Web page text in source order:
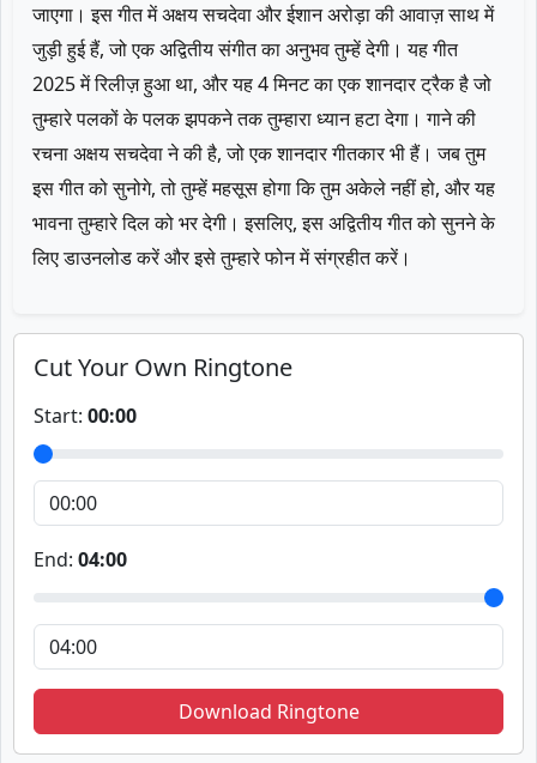
जाएगा। इस गीत में अक्षय सचदेवा और ईशान अरोड़ा की आवाज़ साथ में
जुड़ी हुई हैं, जो एक अद्वितीय संगीत का अनुभव तुम्हें देगी। यह गीत
2025 में रिलीज़ हुआ था, और यह 4 मिनट का एक शानदार ट्रैक है जो
तुम्हारे पलकों के पलक झपकने तक तुम्हारा ध्यान हटा देगा। गाने की
रचना अक्षय सचदेवा ने की है, जो एक शानदार गीतकार भी हैं। जब तुम
इस गीत को सुनोगे, तो तुम्हें महसूस होगा कि तुम अकेले नहीं हो, और यह
भावना तुम्हारे दिल को भर देगी। इसलिए, इस अद्वितीय गीत को सुनने के
लिए डाउनलोड करें और इसे तुम्हारे फोन में संग्रहीत करें।
Cut Your Own Ringtone
Start: 00:00
End: 04:00
Download Ringtone